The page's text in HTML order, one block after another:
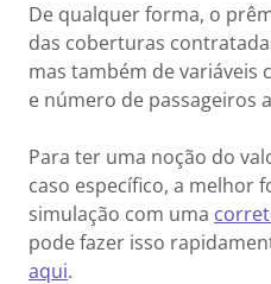
De qualquer forma, o
das coberturas
mas também de
e número de passageiros
Para ter uma noção do
caso específico, a melhor
simulação com uma
pode fazer isso
aqui.